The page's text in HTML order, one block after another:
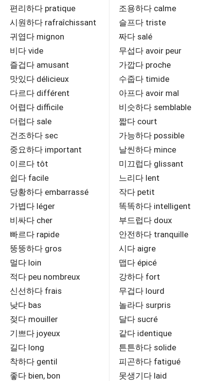
편리하다 pratique
시원하다 rafraîchissant
귀엽다 mignon
비다 vide
즐겁다 amusant
맛있다 délicieux
다르다 différent
어렵다 difficile
더럽다 sale
건조하다 sec
중요하다 important
이르다 tôt
쉽다 facile
당황하다 embarrassé
가볍다 léger
비싸다 cher
빠르다 rapide
뚱뚱하다 gros
멀다 loin
적다 peu nombreux
신선하다 frais
낮다 bas
젖다 mouiller
기쁘다 joyeux
길다 long
착하다 gentil
좋다 bien, bon
조용하다 calme
슬프다 triste
짜다 salé
무섭다 avoir peur
가깝다 proche
수줍다 timide
아프다 avoir mal
비슷하다 semblable
짧다 court
가능하다 possible
날씬하다 mince
미끄럽다 glissant
느리다 lent
작다 petit
똑똑하다 intelligent
부드럽다 doux
안전하다 tranquille
시다 aigre
맵다 épicé
강하다 fort
무겁다 lourd
놀라다 surpris
달다 sucré
같다 identique
튼튼하다 solide
피곤하다 fatigué
못생기다 laid